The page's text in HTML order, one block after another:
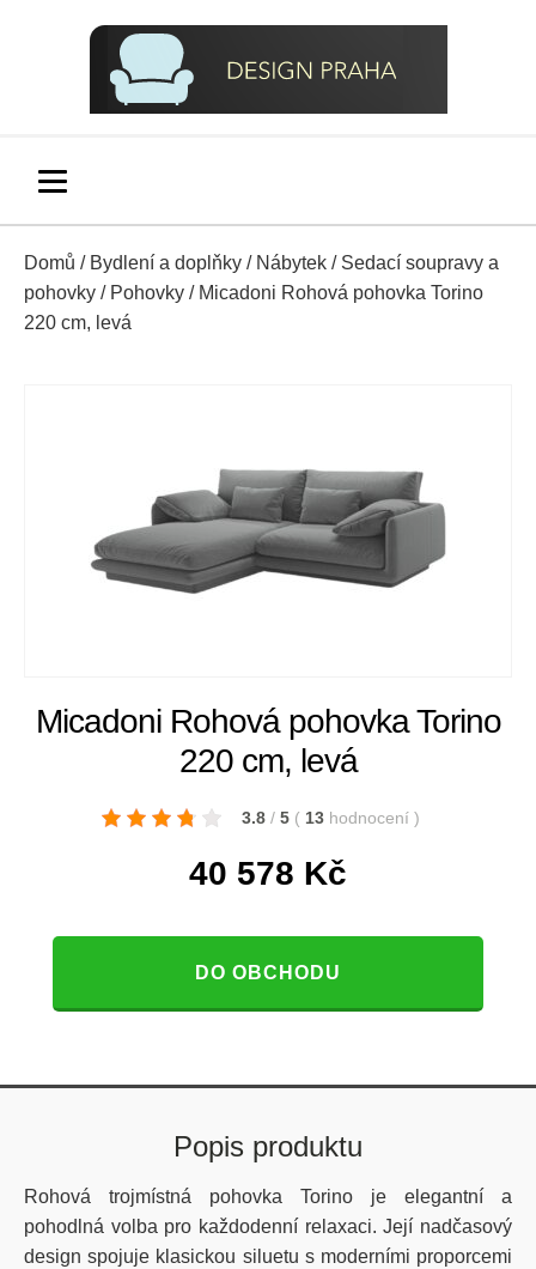
Domů / Bydlení a doplňky / Nábytek / Sedací soupravy a
pohovky / Pohovky / Micadoni Rohová pohovka Torino
220 cm, levá
Micadoni Rohová pohovka Torino
220 cm, levá
3.8 / 5 ( 13 hodnocení )
40 578 Kč
DO OBCHODU
Popis produktu
Rohová trojmístná pohovka Torino je elegantní a
pohodlná volba pro každodenní relaxaci. Její nadčasový
design spojuje klasickou siluetu s moderními proporcemi